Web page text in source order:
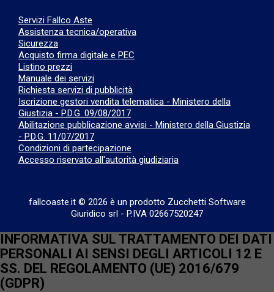
Servizi Fallco Aste
Assistenza tecnica/operativa
Sicurezza
Acquisto firma digitale e PEC
Listino prezzi
Manuale dei servizi
Richiesta servizi di pubblicità
Iscrizione gestori vendita telematica - Ministero della
Giustizia - P.D.G. 09/08/2017
Abilitazione pubblicazione avvisi - Ministero della Giustizia
- P.D.G. 11/07/2017
Condizioni di partecipazione
Accesso riservato all'autorità giudiziaria
fallcoaste.it © 2026 è un prodotto Zucchetti Software
Giuridico srl - P.IVA 02667520247
INFORMATIVA SUL TRATTAMENTO DEI DATI
PERSONALI AI SENSI DEGLI ARTICOLI 12 E
SS. DEL REGOLAMENTO (UE) 2016/679
(GDPR)